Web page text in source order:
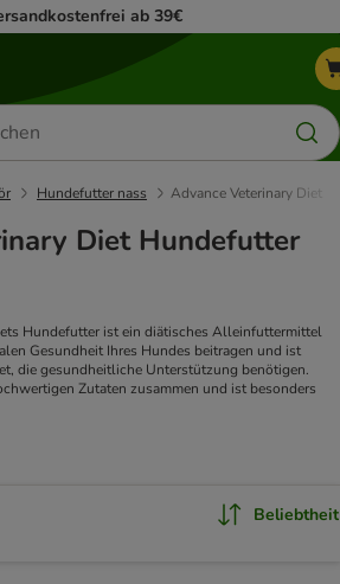
ab 39€
Hundefutter nass Advance Veterinary Diet
Diet Hundefutter
Hundefutter ist ein diätisches Alleinfuttermittel
Gesundheit Ihres Hundes beitragen und ist
die gesundheitliche Unterstützung benötigen.
Zutaten zusammen und ist besonders
Beliebtheit